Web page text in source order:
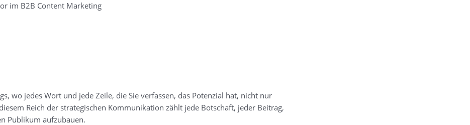
im B2B Content Marketing
wo jedes Wort und jede Zeile, die Sie verfassen, das Potenzial hat, nicht nur
Reich der strategischen Kommunikation zählt jede Botschaft, jeder Beitrag,
Publikum aufzubauen.